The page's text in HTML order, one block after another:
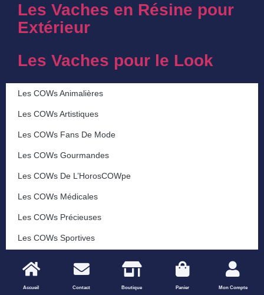
Accueil Contact Boutique Panier Mon Compte
Les Vaches en Résine pour
Extérieur
Les Vaches pour le Look
Les COWs Animalières
Les COWs Artistiques
Les COWs Fans De Mode
Les COWs Gourmandes
Les COWs De L’HorosCOWpe
Les COWs Médicales
Les COWs Précieuses
Les COWs Sportives
Les COWs Voyageuses